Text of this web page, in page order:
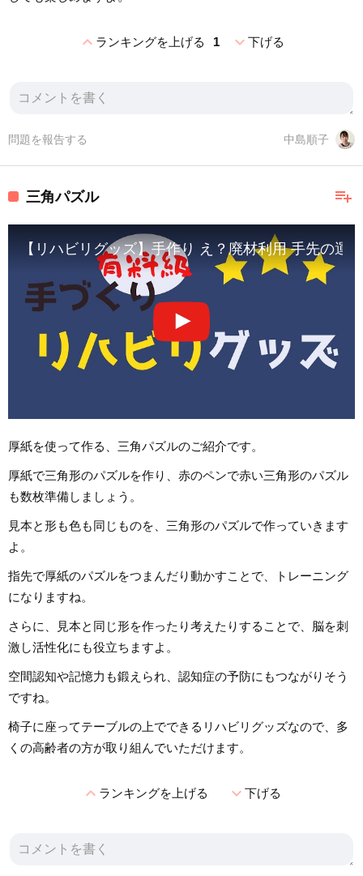
expand_lessランキングを上げる 1 expand_more下げる
中島順子
問題を報告する
playlist_add
三角パズル
【リハビリグッズ】手作り え？廃材利用 手先の運
厚紙を使って作る、三角パズルのご紹介です。
厚紙で三角形のパズルを作り、赤のペンで赤い三角形のパズル
も数枚準備しましょう。
見本と形も色も同じものを、三角形のパズルで作っていきます
よ。
指先で厚紙のパズルをつまんだり動かすことで、トレーニング
になりますね。
さらに、見本と同じ形を作ったり考えたりすることで、脳を刺
激し活性化にも役立ちますよ。
空間認知や記憶力も鍛えられ、認知症の予防にもつながりそう
ですね。
椅子に座ってテーブルの上でできるリハビリグッズなので、多
くの高齢者の方が取り組んでいただけます。
expand_lessランキングを上げる expand_more下げる